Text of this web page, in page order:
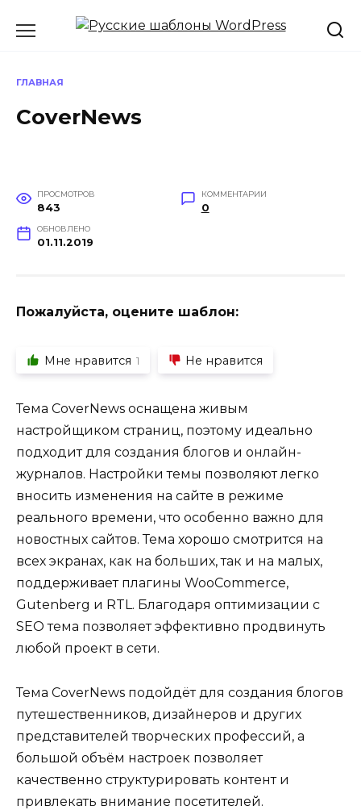
ГЛАВНАЯ
CoverNews
ПРОСМОТРОВ
843
КОММЕНТАРИИ
0
ОБНОВЛЕНО
01.11.2019
Пожалуйста, оцените шаблон:
Мне нравится 1 Не нравится
Тема CoverNews оснащена живым
настройщиком страниц, поэтому идеально
подходит для создания блогов и онлайн-
журналов. Настройки темы позволяют легко
вносить изменения на сайте в режиме
реального времени, что особенно важно для
новостных сайтов. Тема хорошо смотрится на
всех экранах, как на больших, так и на малых,
поддерживает плагины WooCommerce,
Gutenberg и RTL. Благодаря оптимизации с
SEO тема позволяет эффективно продвинуть
любой проект в сети.
Тема CoverNews подойдёт для создания блогов
путешественников, дизайнеров и других
представителей творческих профессий, а
большой объём настроек позволяет
качественно структурировать контент и
привлекать внимание посетителей.